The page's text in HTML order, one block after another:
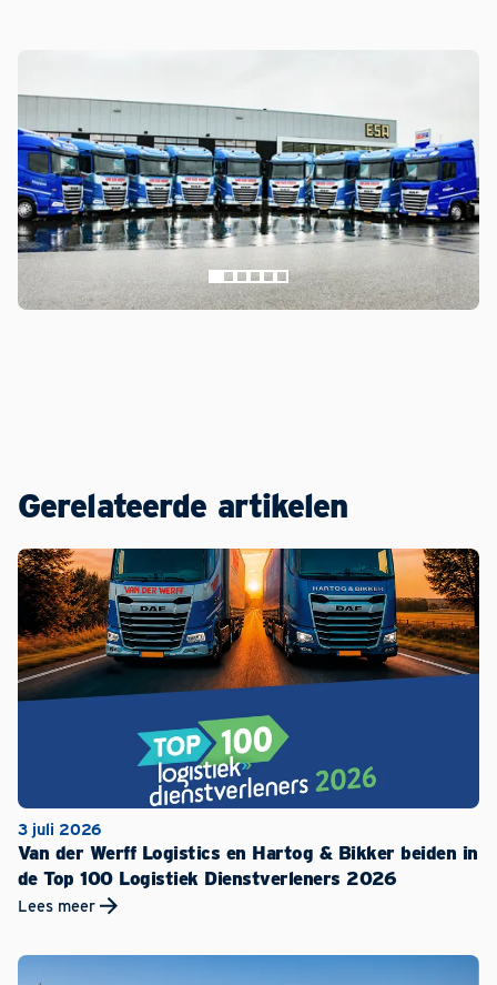
Gerelateerde artikelen
3 juli 2026
Van der Werff Logistics en Hartog & Bikker beiden in
de Top 100 Logistiek Dienstverleners 2026
Lees meer